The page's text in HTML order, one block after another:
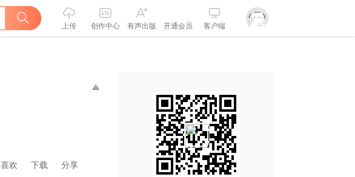
上传 创作中心 有声出版 开通会员 客户端
喜欢 下载 分享